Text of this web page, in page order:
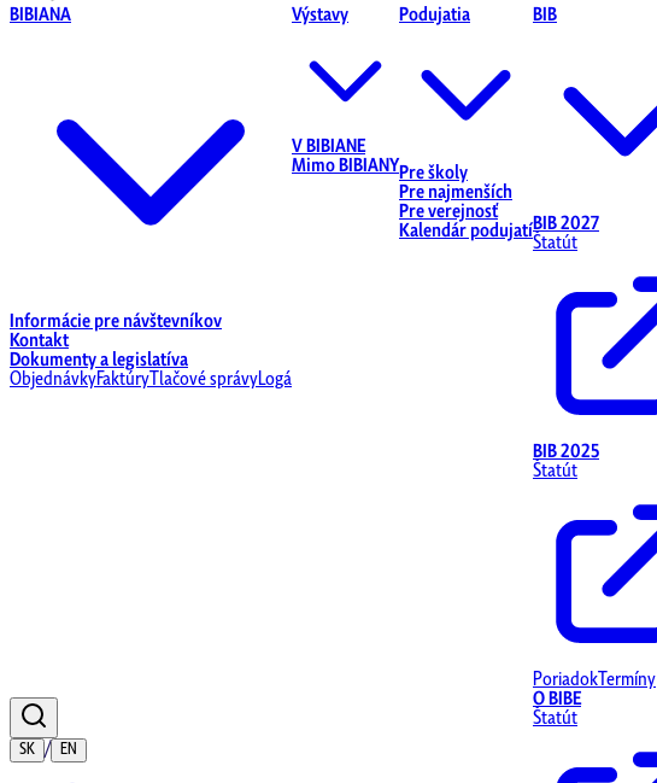
BIBIANA
Informácie pre návštevníkov
Kontakt
Dokumenty a legislatíva
ObjednávkyFaktúry Tlačové správyLogá
Výstavy
V BIBIANE
Mimo BIBIANY
Podujatia
Pre školy
Pre najmenších
Pre verejnosť
Kalendár podujatí
BIB
BIB 2027
Štatút
BIB 2025
Štatút
Poriadok Termíny
O BIBE
Štatút
SK / EN